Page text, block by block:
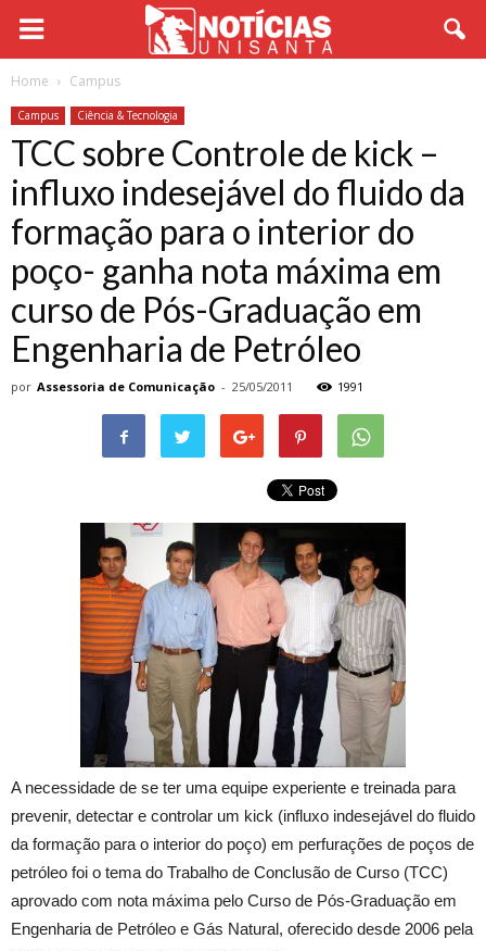
Home Campus
Campus Ciência & Tecnologia
TCC sobre Controle de kick –
influxo indesejável do fluido da
formação para o interior do
poço- ganha nota máxima em
curso de Pós-Graduação em
Engenharia de Petróleo
por Assessoria de Comunicação - 25/05/2011 1991
A necessidade de se ter uma equipe experiente e treinada para
prevenir, detectar e controlar um kick (influxo indesejável do fluido
da formação para o interior do poço) em perfurações de poços de
petróleo foi o tema do Trabalho de Conclusão de Curso (TCC)
aprovado com nota máxima pelo Curso de Pós-Graduação em
Engenharia de Petróleo e Gás Natural, oferecido desde 2006 pela